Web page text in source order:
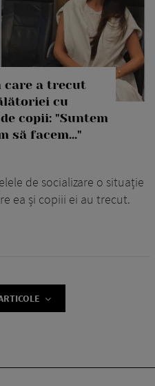
care a trecut
cu
copii: "Suntem
să facem..."
de socializare o situație
ea și copiii ei au trecut.